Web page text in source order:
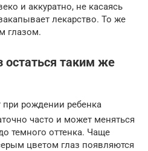
и аккуратно, не касаясь
лекарство. То же
глазом.
остаться таким же
рождении ребенка
часто и может меняться
темного оттенка. Чаще
цветом глаз появляются